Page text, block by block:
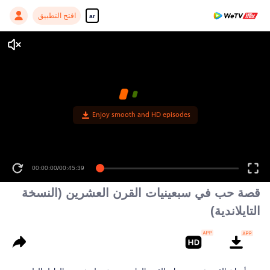
ar افتح التطبيق
Enjoy smooth and HD episodes
00:00:00/00:45:39
قصة حب في سبعينيات القرن العشرين (النسخة
التايلاندية)